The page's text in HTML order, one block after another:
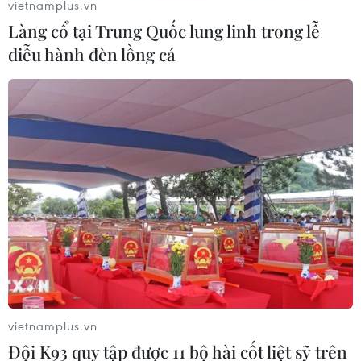
Phạt bị cáo Trương Huy San 30 tháng tù về
tội lợi dụng các quyền tự do dân chủ
Bị cáo Trương Huy San bị tuyên phạt 30 tháng tù về tội
“Lợi dụng các quyền tự do dân chủ xâm phạm lợi ích
của Nhà nước, quyền, lợi ích hợp pháp của tổ chức, cá
nhân.”
vietnamplus.vn
Làng cổ tại Trung Quốc lung linh trong lễ
diễu hành đèn lồng cá
vietnamplus.vn
Đội K93 quy tập được 11 bộ hài cốt liệt sỹ trên